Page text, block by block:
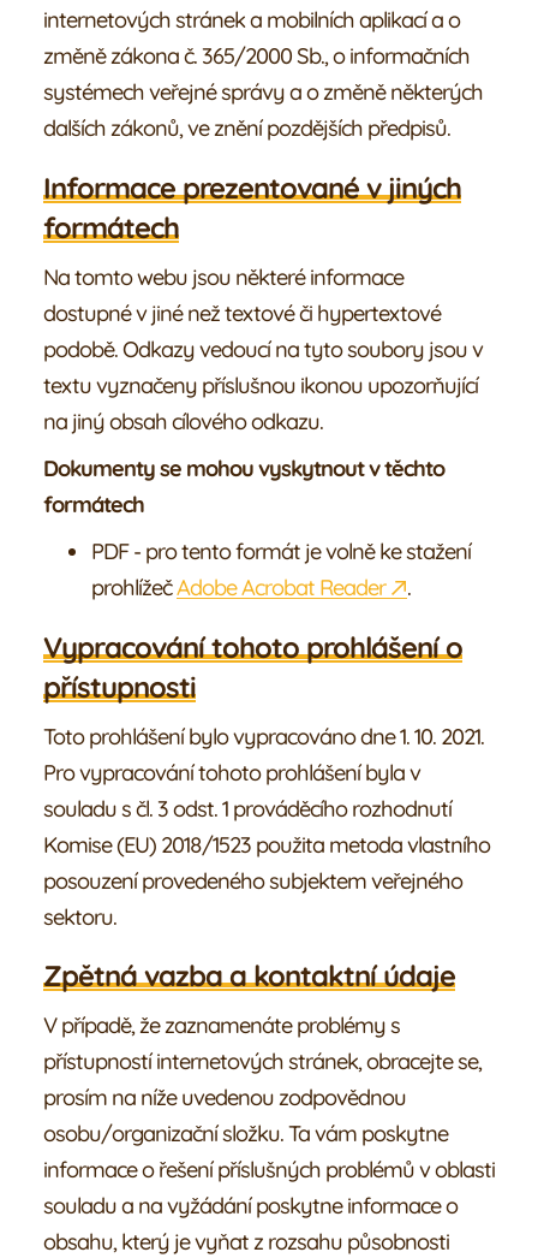
internetových stránek a mobilních aplikací a o
změně zákona č. 365/2000 Sb., o informačních
systémech veřejné správy a o změně některých
dalších zákonů, ve znění pozdějších předpisů.
Informace prezentované v jiných
formátech
Na tomto webu jsou některé informace
dostupné v jiné než textové či hypertextové
podobě. Odkazy vedoucí na tyto soubory jsou v
textu vyznačeny příslušnou ikonou upozorňující
na jiný obsah cílového odkazu.
Dokumenty se mohou vyskytnout v těchto
formátech
PDF - pro tento formát je volně ke stažení
prohlížečAdobe Acrobat Reader .
Vypracování tohoto prohlášení o
přístupnosti
Toto prohlášení bylo vypracováno dne 1. 10. 2021.
Pro vypracování tohoto prohlášení byla v
souladu s čl. 3 odst. 1 prováděcího rozhodnutí
Komise (EU) 2018/1523 použita metoda vlastního
posouzení provedeného subjektem veřejného
sektoru.
Zpětná vazba a kontaktní údaje
V případě, že zaznamenáte problémy s
přístupností internetových stránek, obracejte se,
prosím na níže uvedenou zodpovědnou
osobu/organizační složku. Ta vám poskytne
informace o řešení příslušných problémů v oblasti
souladu a na vyžádání poskytne informace o
obsahu, který je vyňat z rozsahu působnosti